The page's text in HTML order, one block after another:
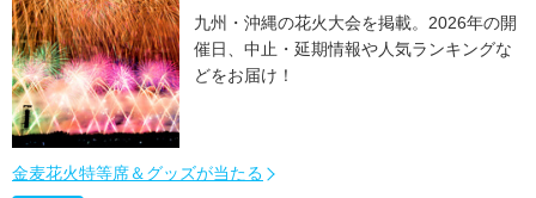
九州・沖縄の花火大会を掲載。2026年の開
催日、中止・延期情報や人気ランキングな
どをお届け！
金麦花火特等席＆グッズが当たる